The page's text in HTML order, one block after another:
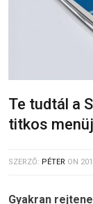
Te tudtál a
titkos
SZERZŐ: PÉTER ON
Gyakran